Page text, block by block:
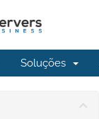
Soluções